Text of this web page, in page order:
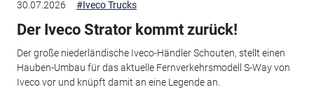
30.07.2026 #Iveco Trucks
Der Iveco Strator kommt zurück!
Der große niederländische Iveco-Händler Schouten, stellt einen
Hauben-Umbau für das aktuelle Fernverkehrsmodell S-Way von
Iveco vor und knüpft damit an eine Legende an.